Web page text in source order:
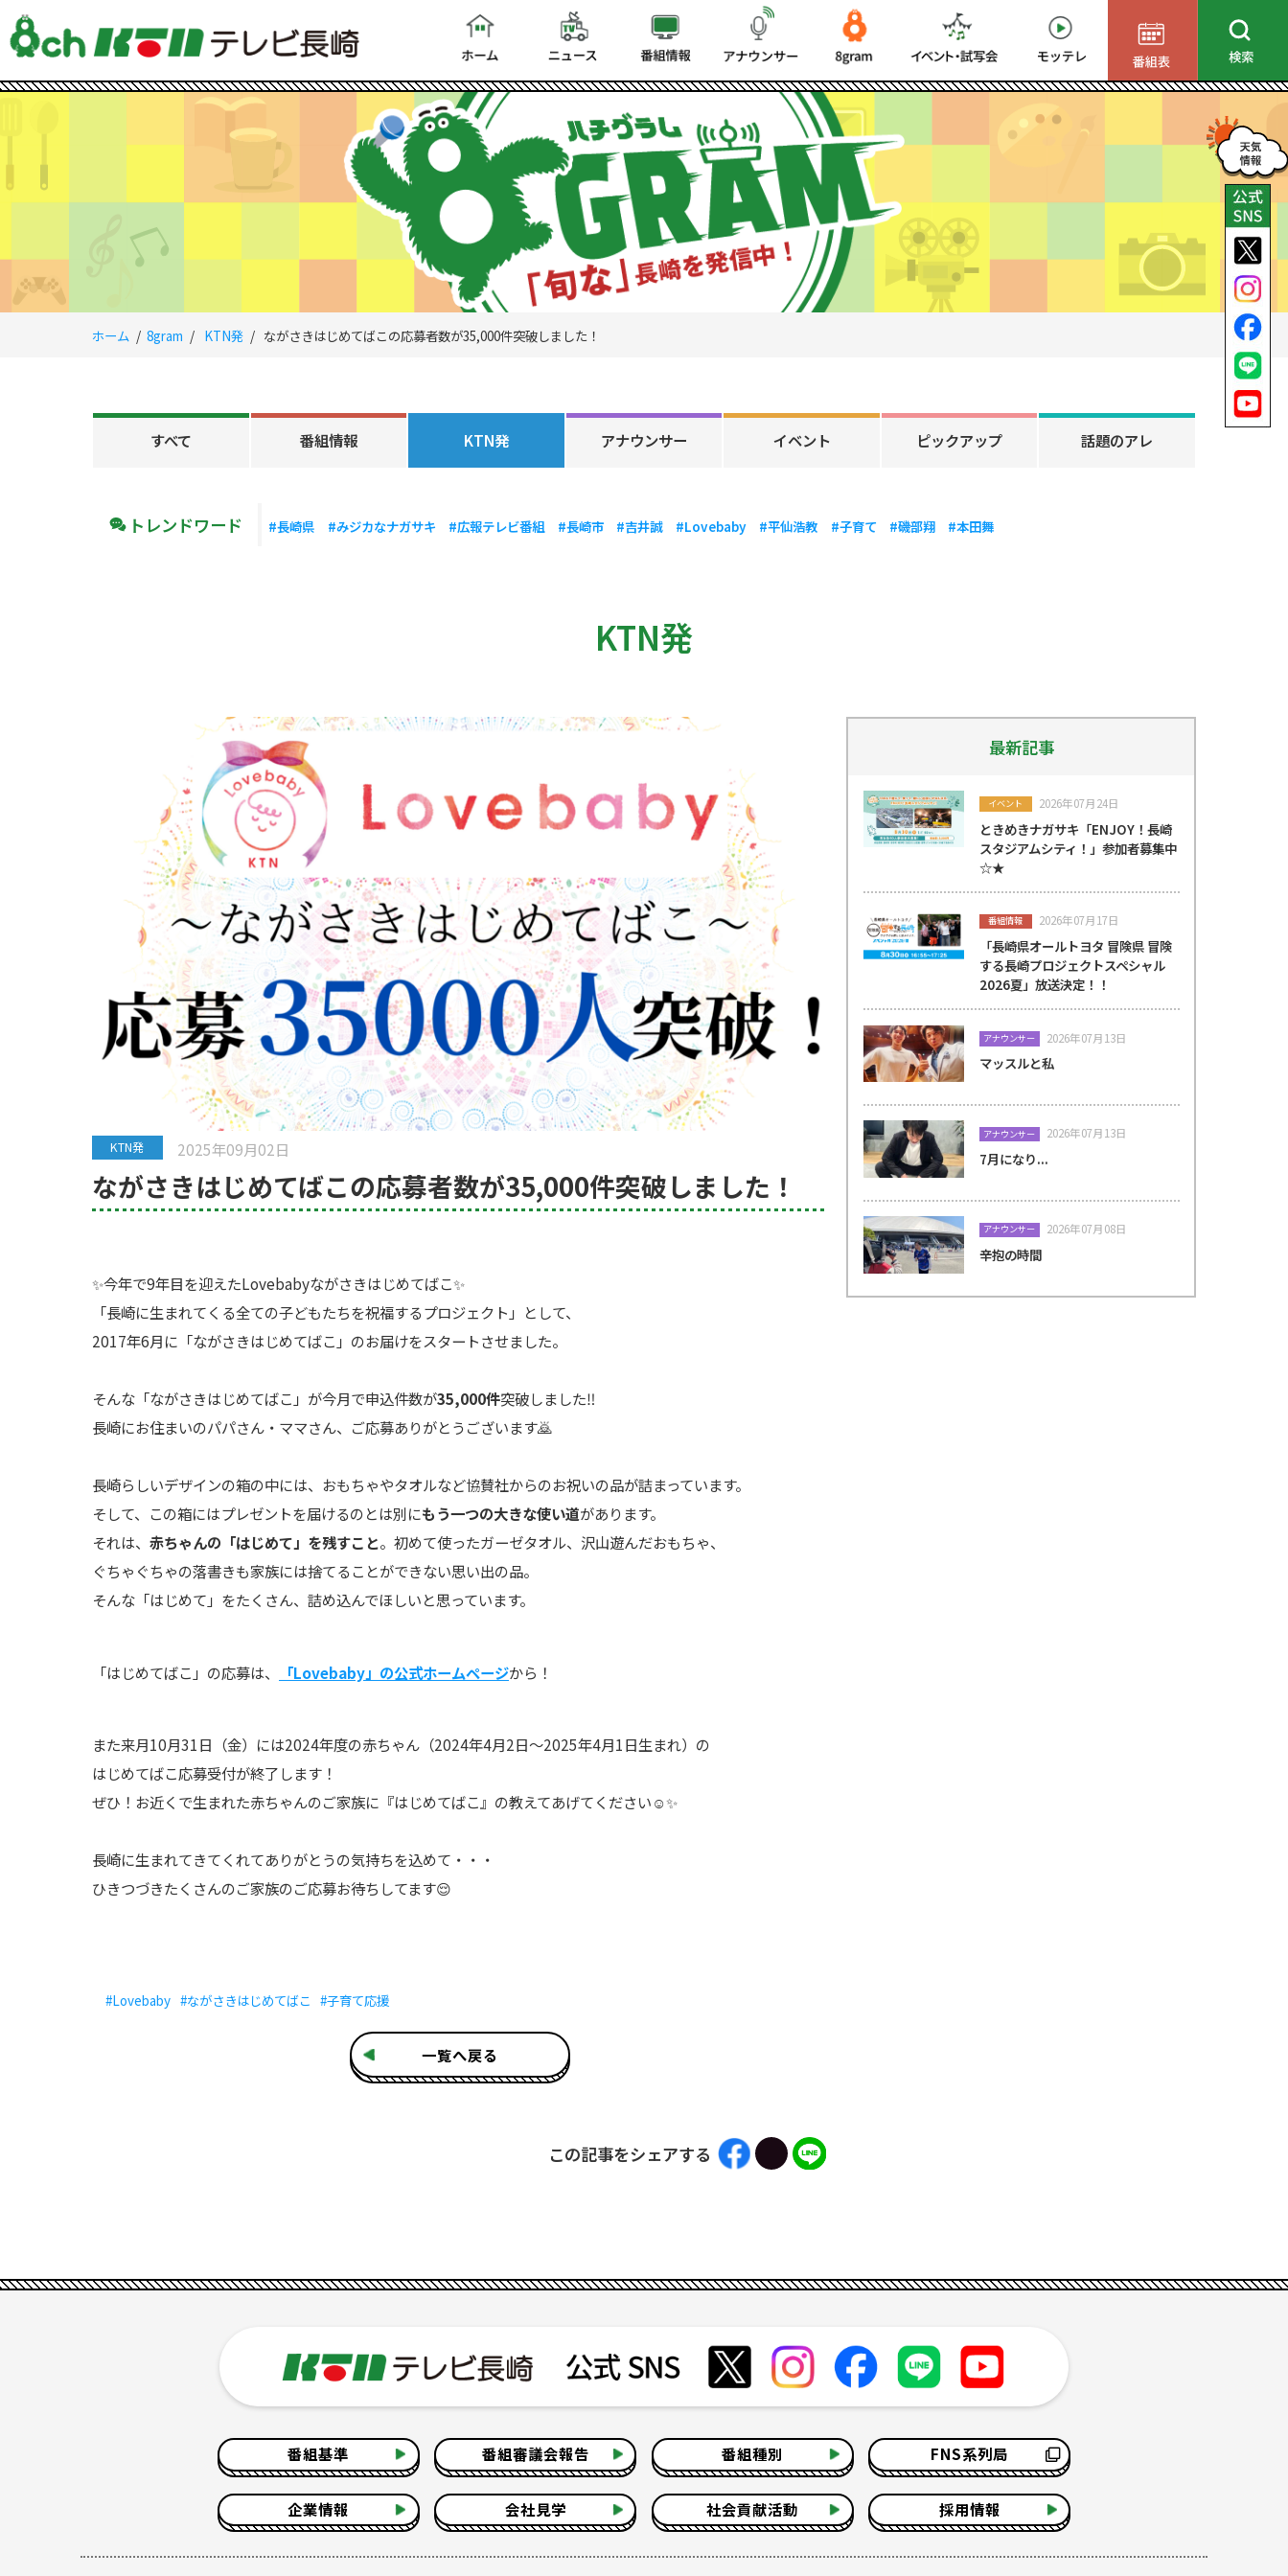
ホーム 8gram KTN発 ながさきはじめてばこの応募者数が35,000件突破しました！
すべて 番組情報 KTN発 アナウンサー イベント ピックアップ 話題のアレ
トレンドワード #長崎県 #みジカなナガサキ #広報テレビ番組 #長崎市 #吉井誠 #Lovebaby #平仙浩教 #子育て #磯部翔 #本田舞
KTN発
KTN発 2025年09月02日
ながさきはじめてばこの応募者数が35,000件突破しました！
✨今年で9年目を迎えたLovebabyながさきはじめてばこ✨
「長崎に生まれてくる全ての子どもたちを祝福するプロジェクト」として、
2017年6月に「ながさきはじめてばこ」のお届けをスタートさせました。
そんな「ながさきはじめてばこ」が今月で申込件数が35,000件突破しました‼️
長崎にお住まいのパパさん・ママさん、ご応募ありがとうございます🙇
長崎らしいデザインの箱の中には、おもちゃやタオルなど協賛社からのお祝いの品が詰まっています。
そして、この箱にはプレゼントを届けるのとは別にもう一つの大きな使い道があります。
それは、 赤ちゃんの「はじめて」を残すこと。初めて使ったガーゼタオル、沢山遊んだおもちゃ、
ぐちゃぐちゃの落書きも家族には捨てることができない思い出の品。
そんな「はじめて」をたくさん、詰め込んでほしいと思っています。
「はじめてばこ」の応募は、 「Lovebaby」の公式ホームページから！
また来月10月31日（金）には2024年度の赤ちゃん（2024年4月2日～2025年4月1日生まれ）の
はじめてばこ応募受付が終了します！
ぜひ！お近くで生まれた赤ちゃんのご家族に『はじめてばこ』の教えてあげてください☺️✨
長崎に生まれてきてくれてありがとうの気持ちを込めて・・・
ひきつづきたくさんのご家族のご応募お待ちしてます😌
#Lovebaby #ながさきはじめてばこ #子育て応援
一覧へ戻る
この記事をシェアする
最新記事
イベント 2026年07月24日
ときめきナガサキ「ENJOY！長崎
スタジアムシティ！」参加者募集中
☆★
番組情報 2026年07月17日
「長崎県オールトヨタ 冒険県 冒険
する長崎プロジェクトスペシャル
2026夏」放送決定！！
アナウンサー 2026年07月13日
マッスルと私
アナウンサー 2026年07月13日
7月になり...
アナウンサー 2026年07月08日
辛抱の時間
番組基準 番組審議会報告 番組種別 FNS系列局
企業情報 会社見学 社会貢献活動 採用情報